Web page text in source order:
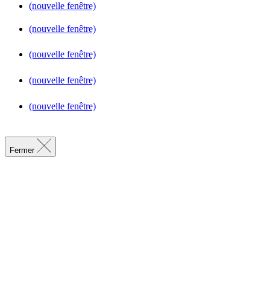
(nouvelle fenêtre)
(nouvelle fenêtre)
(nouvelle fenêtre)
(nouvelle fenêtre)
(nouvelle fenêtre)
Fermer